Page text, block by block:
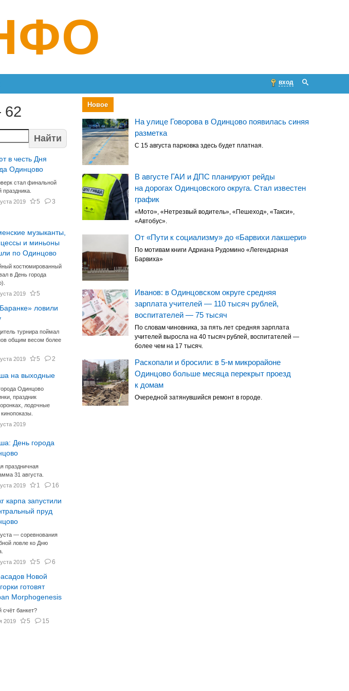
вход
62
Найти
в честь Дня
Одинцово
стал финальной
праздника.
2019
5 3
музыканты,
и миньоны
по Одинцово
костюмированный
в День города
2019
5
ловили
турнира поймал
общим весом более
2019
5 2
на выходные
Одинцово
праздник
лодочные
кинопоказы.
2019
День города
праздничная
31 августа.
2019
1 16
карпа запустили
пруд
— соревнования
ловле ко Дню
2019
5 6
Новой
готовят
Morphogenesis
счёт банкет?
2019
5 15
Новое
На улице Говорова в Одинцово появилась синяя
разметка
С 15 августа парковка здесь будет платная.
В августе ГАИ и ДПС планируют рейды
на дорогах Одинцовского округа. Стал известен
график
«Мото», «Нетрезвый водитель», «Пешеход», «Такси»,
«Автобус».
От «Пути к социализму» до «Барвихи лакшери»
По мотивам книги Адриана Рудомино «Легендарная
Барвиха»
Иванов: в Одинцовском округе средняя
зарплата учителей — 110 тысяч рублей,
воспитателей — 75 тысяч
По словам чиновника, за пять лет средняя зарплата
учителей выросла на 40 тысяч рублей, воспитателей —
более чем на 17 тысяч.
Раскопали и бросили: в 5-м микрорайоне
Одинцово больше месяца перекрыт проезд
к домам
Очередной затянувшийся ремонт в городе.